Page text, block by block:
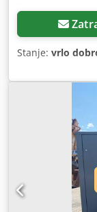
Stanje: vrlo